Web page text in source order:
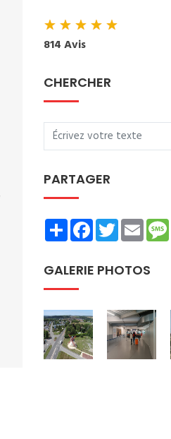
★★★★★
814 Avis
CHERCHER
PARTAGER
ShareFacebookTwitterEmail
GALERIE PHOTOS